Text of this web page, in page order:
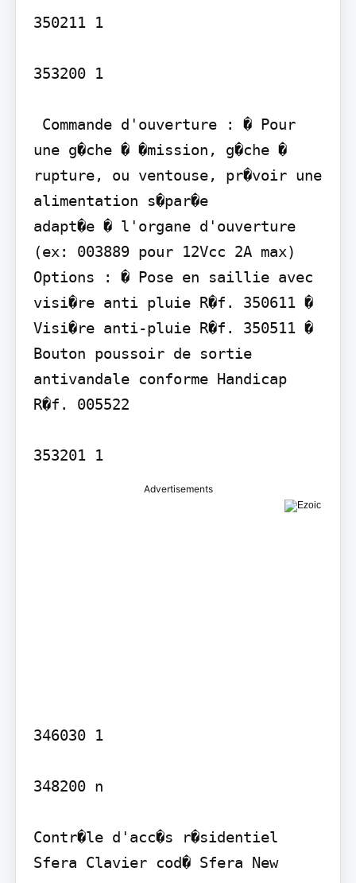
350211 1
353200 1
une g�che � �mission, g�che �
rupture, ou ventouse, pr�voir une
alimentation s�par�e
adapt�e � l'organe d'ouverture
(ex: 003889 pour 12Vcc 2A max)
Options : � Pose en saillie avec
visi�re anti pluie R�f. 350611 �
Visi�re anti-pluie R�f. 350511 �
Bouton poussoir de sortie
antivandale conforme Handicap
R�f. 005522
353201 1
Advertisements
346030 1
348200 n
Contr�le d'acc�s r�sidentiel
Sfera Clavier cod� Sfera New